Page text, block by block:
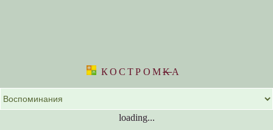
КОСТРОМKА
loading...